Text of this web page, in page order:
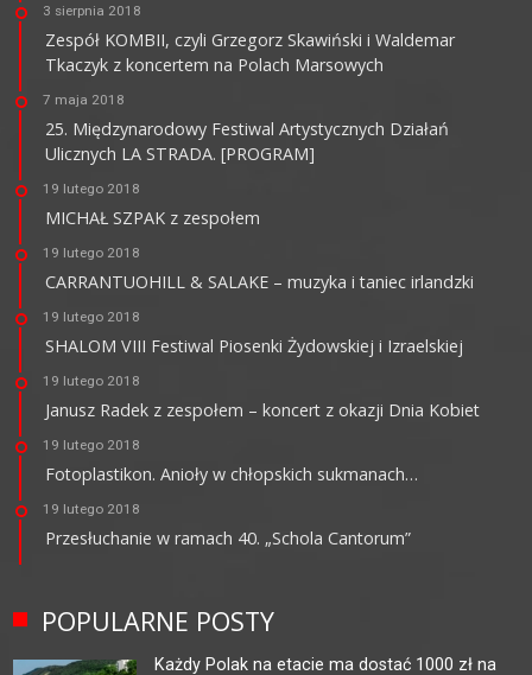
3 sierpnia 2018
Zespół KOMBII, czyli Grzegorz Skawiński i Waldemar
Tkaczyk z koncertem na Polach Marsowych
7 maja 2018
25. Międzynarodowy Festiwal Artystycznych Działań
Ulicznych LA STRADA. [PROGRAM]
19 lutego 2018
MICHAŁ SZPAK z zespołem
19 lutego 2018
CARRANTUOHILL & SALAKE – muzyka i taniec irlandzki
19 lutego 2018
SHALOM VIII Festiwal Piosenki Żydowskiej i Izraelskiej
19 lutego 2018
Janusz Radek z zespołem – koncert z okazji Dnia Kobiet
19 lutego 2018
Fotoplastikon. Anioły w chłopskich sukmanach…
19 lutego 2018
Przesłuchanie w ramach 40. „Schola Cantorum”
POPULARNE POSTY
Każdy Polak na etacie ma dostać 1000 zł na